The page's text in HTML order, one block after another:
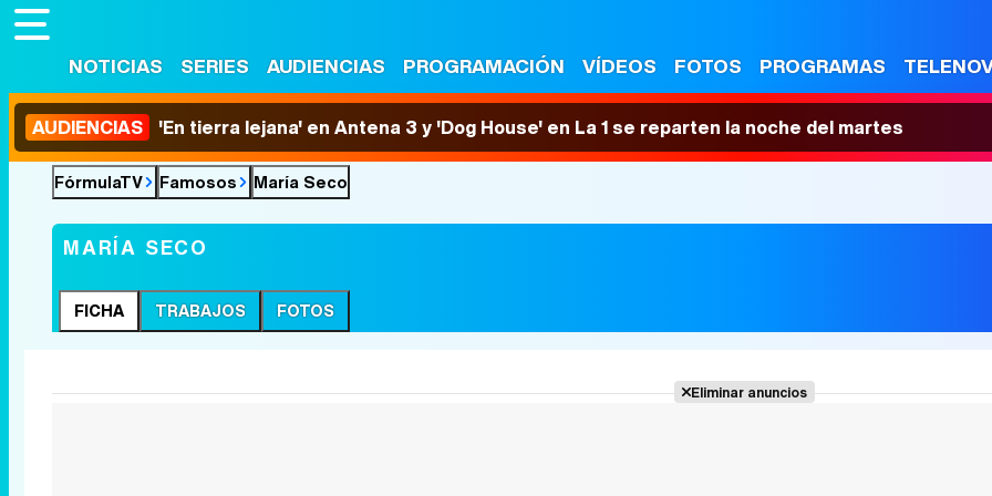
NOTICIAS SERIES AUDIENCIAS PROGRAMACIÓN VÍDEOS FOTOS PROGRAMAS
AUDIENCIAS 'En tierra lejana' en Antena 3 y 'Dog House' en La 1 se reparten la noche del martes
FórmulaTV Famosos María Seco
MARÍA SECO
FICHA TRABAJOS FOTOS
Eliminar anuncios